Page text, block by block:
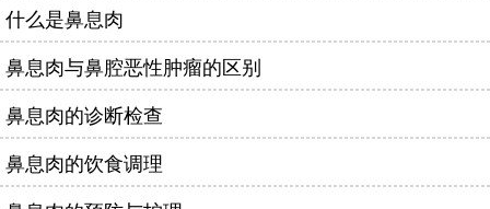
什么是鼻息肉
鼻息肉与鼻腔恶性肿瘤的区别
鼻息肉的诊断检查
鼻息肉的饮食调理